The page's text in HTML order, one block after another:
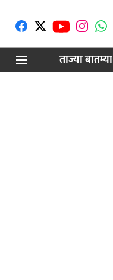
ताज्या बातम्या